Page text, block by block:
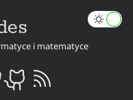
i matematyce